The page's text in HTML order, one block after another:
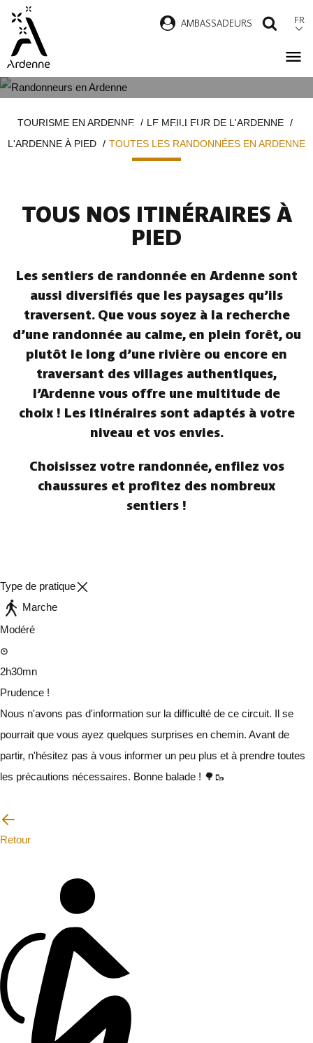
contenu
principal
AMBASSADEURS FR
ARDENNE
d'ArianeTOURISME EN ARDENNE
LE MEILLEUR DE L'ARDENNE
L'ARDENNE À PIED
TOUTES LES RANDONNÉES EN ARDENNE
TOUS NOS ITINÉRAIRES À
PIED
Les sentiers de randonnée en Ardenne sont
aussi diversifiés que les paysages qu’ils
traversent. Que vous soyez à la recherche
d’une randonnée au calme, en plein forêt, ou
plutôt le long d’une rivière ou encore en
traversant des villages authentiques,
l’Ardenne vous offre une multitude de
choix ! Les itinéraires sont adaptés à votre
niveau et vos envies.
Choisissez votre randonnée, enfilez vos
chaussures et profitez des nombreux
sentiers !
Type de pratique
Marche
Modéré
2h30mn
Prudence !
Nous n'avons pas d'information sur la difficulté de ce circuit. Il se
pourrait que vous ayez quelques surprises en chemin. Avant de
partir, n'hésitez pas à vous informer un peu plus et à prendre toutes
les précautions nécessaires. Bonne balade ! 🌳🥾
Retour